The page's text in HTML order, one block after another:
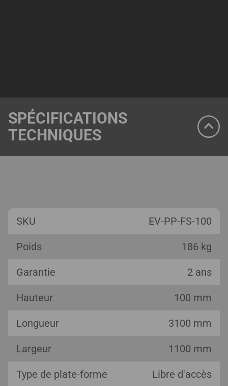
SPÉCIFICATIONS
TECHNIQUES
SKU EV-PP-FS-100
Poids 186 kg
Garantie 2 ans
Hauteur 100 mm
Longueur 3100 mm
Largeur 1100 mm
Type de plate-forme Libre d'accès